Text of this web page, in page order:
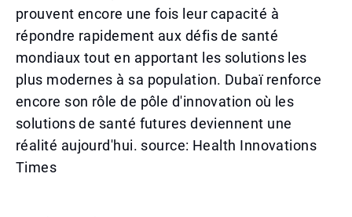
prouvent encore une fois leur capacité à
répondre rapidement aux défis de santé
mondiaux tout en apportant les solutions les
plus modernes à sa population. Dubaï renforce
encore son rôle de pôle d'innovation où les
solutions de santé futures deviennent une
réalité aujourd'hui. source: Health Innovations
Times